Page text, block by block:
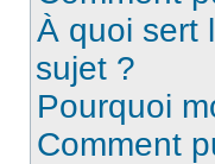
À quoi sert
sujet ?
Pourquoi
Comment